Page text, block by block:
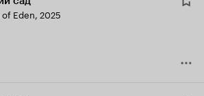
Eden, 2025